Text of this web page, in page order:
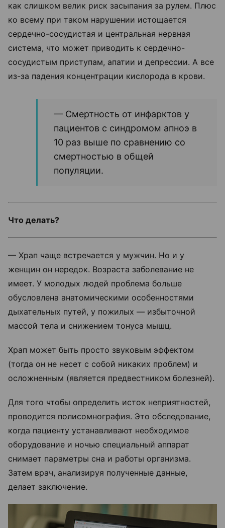
как слишком велик риск засыпания за рулем. Плюс
ко всему при таком нарушении истощается
сердечно-сосудистая и центральная нервная
система, что может приводить к сердечно-
сосудистым приступам, апатии и депрессии. А все
из-за падения концентрации кислорода в крови.
— Смертность от инфарктов у
пациентов с синдромом апноэ в
10 раз выше по сравнению со
смертностью в общей
популяции.
Что делать?
— Храп чаще встречается у мужчин. Но и у
женщин он нередок. Возраста заболевание не
имеет. У молодых людей проблема больше
обусловлена анатомическими особенностями
дыхательных путей, у пожилых — избыточной
массой тела и снижением тонуса мышц.
Храп может быть просто звуковым эффектом
(тогда он не несет с собой никаких проблем) и
осложненным (является предвестником болезней).
Для того чтобы определить исток неприятностей,
проводится полисомнография. Это обследование,
когда пациенту устанавливают необходимое
оборудование и ночью специальный аппарат
снимает параметры сна и работы организма.
Затем врач, анализируя полученные данные,
делает заключение.